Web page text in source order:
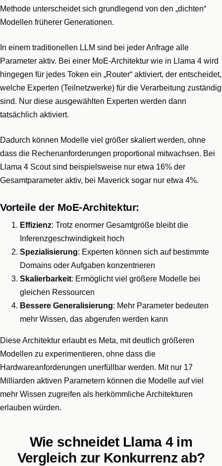
Methode unterscheidet sich grundlegend von den „dichten“
Modellen früherer Generationen.
In einem traditionellen LLM sind bei jeder Anfrage alle
Parameter aktiv. Bei einer MoE-Architektur wie in Llama 4 wird
hingegen für jedes Token ein „Router“ aktiviert, der entscheidet,
welche Experten (Teilnetzwerke) für die Verarbeitung zuständig
sind. Nur diese ausgewählten Experten werden dann
tatsächlich aktiviert.
Dadurch können Modelle viel größer skaliert werden, ohne
dass die Rechenanforderungen proportional mitwachsen. Bei
Llama 4 Scout sind beispielsweise nur etwa 16% der
Gesamtparameter aktiv, bei Maverick sogar nur etwa 4%.
Vorteile der MoE-Architektur:
Effizienz: Trotz enormer Gesamtgröße bleibt die
Inferenzgeschwindigkeit hoch
Spezialisierung: Experten können sich auf bestimmte
Domains oder Aufgaben konzentrieren
Skalierbarkeit: Ermöglicht viel größere Modelle bei
gleichen Ressourcen
Bessere Generalisierung: Mehr Parameter bedeuten
mehr Wissen, das abgerufen werden kann
Diese Architektur erlaubt es Meta, mit deutlich größeren
Modellen zu experimentieren, ohne dass die
Hardwareanforderungen unerfüllbar werden. Mit nur 17
Milliarden aktiven Parametern können die Modelle auf viel
mehr Wissen zugreifen als herkömmliche Architekturen
erlauben würden.
Wie schneidet Llama 4 im
Vergleich zur Konkurrenz ab?